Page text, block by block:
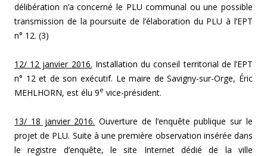
délibération n’a concerné le PLU communal ou une possible
transmission de la poursuite de l’élaboration du PLU à l’EPT
n° 12. (3)
12/ 12 janvier 2016. Installation du conseil territorial de l’EPT
n° 12 et de son exécutif. Le maire de Savigny-sur-Orge, Éric
MEHLHORN, est élu 9e vice-président.
13/ 18 janvier 2016. Ouverture de l’enquête publique sur le
projet de PLU. Suite à une première observation insérée dans
le registre d’enquête, le site Internet dédié de la ville